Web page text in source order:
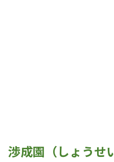
渉成園（しょうせ